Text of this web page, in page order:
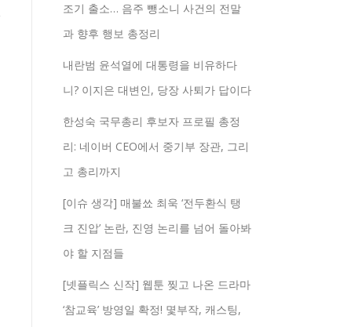
조기 출소… 음주 뺑소니 사건의 전말
과 향후 행보 총정리
내란범 윤석열에 대통령을 비유하다
니? 이지은 대변인, 당장 사퇴가 답이다
한성숙 국무총리 후보자 프로필 총정
리: 네이버 CEO에서 중기부 장관, 그리
고 총리까지
[이슈 생각] 매불쑈 최욱 ‘전두환식 탱
크 진압’ 논란, 진영 논리를 넘어 돌아봐
야 할 지점들
[넷플릭스 신작] 웹툰 찢고 나온 드라마
‘참교육’ 방영일 확정! 몇부작, 캐스팅,